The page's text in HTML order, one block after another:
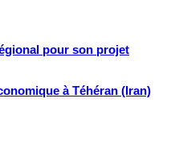
pour son projet
à Téhéran (Iran)